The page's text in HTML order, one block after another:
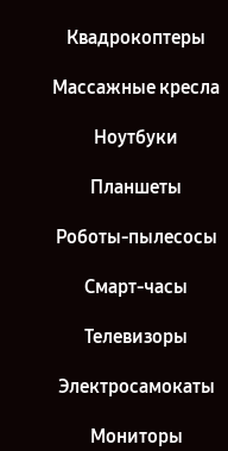
Квадрокоптеры
Массажные кресла
Ноутбуки
Планшеты
Роботы-пылесосы
Смарт-часы
Телевизоры
Электросамокаты
Мониторы